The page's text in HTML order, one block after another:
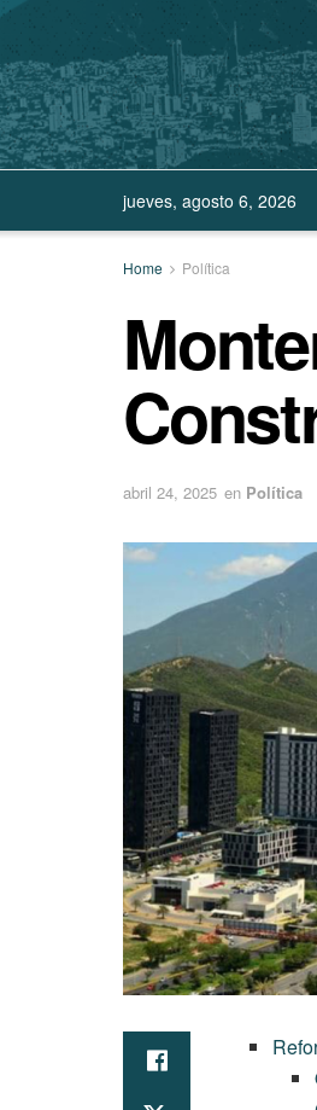
jueves, agosto 6, 2026
Home Política
abril 24, 2025 en Política